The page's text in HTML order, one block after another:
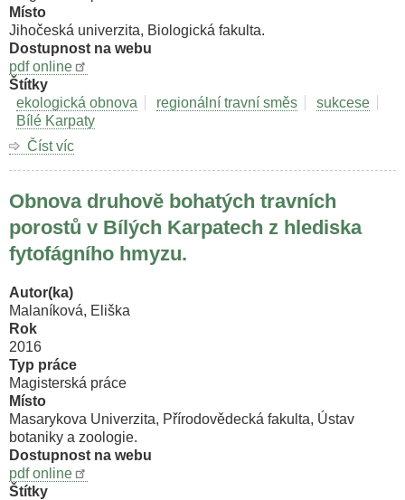
Místo
Jihočeská univerzita, Biologická fakulta.
Dostupnost na webu
pdf online
Štítky
ekologická obnova
regionální travní směs
sukcese
Bílé Karpaty
Číst víc
druhů
v
regionálních
směsích
luk
Karpatech.
Obnova druhově bohatých travních
porostů v Bílých Karpatech z hlediska
fytofágního hmyzu.
Autor(ka)
Malaníková, Eliška
Rok
2016
Typ práce
Magisterská práce
Místo
Masarykova Univerzita, Přírodovědecká fakulta, Ústav
botaniky a zoologie.
Dostupnost na webu
pdf online
Štítky